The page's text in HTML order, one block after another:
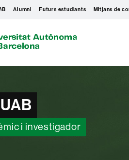
Alumni Futurs estudiants Mitjans de
B
i investigador